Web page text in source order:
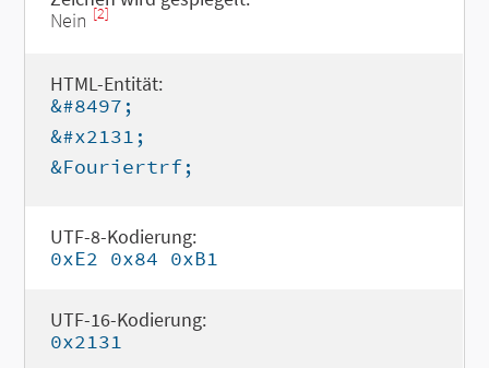
Nein [2]
HTML-Entität:
&#8497;
&#x2131;
&Fouriertrf;
UTF-8-Kodierung:
0xE2 0x84 0xB1
UTF-16-Kodierung:
0x2131